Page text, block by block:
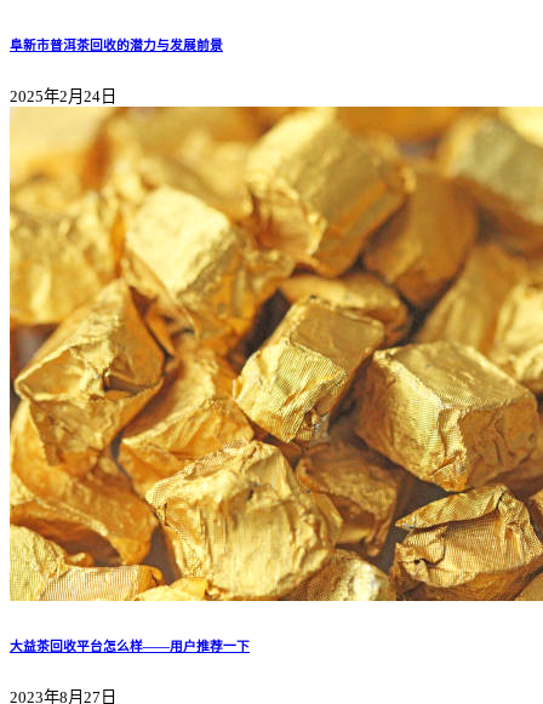
阜新市普洱茶回收的潜力与发展前景
2025年2月24日
大益茶回收平台怎么样——用户推荐一下
2023年8月27日